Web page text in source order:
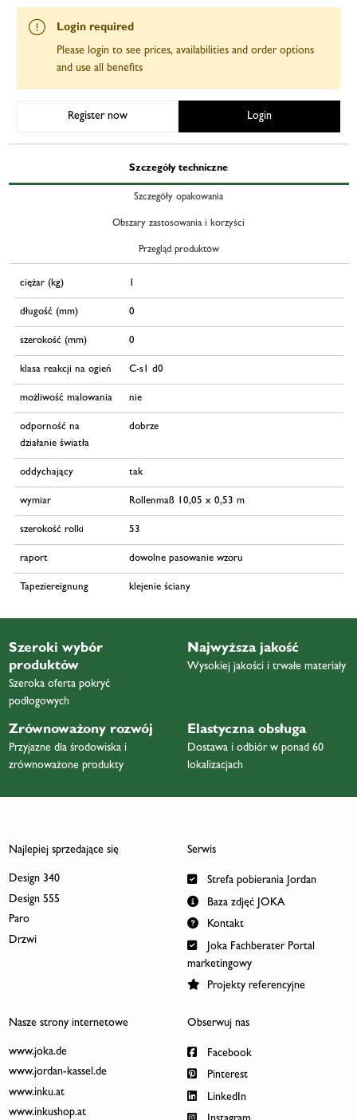
Login required
Please login to see prices, availabilities and order options
and use all benefits
Register now Login
Szczegóły techniczne
Szczegóły opakowania
Obszary zastosowania i korzyści
Przegląd produktów
ciężar (kg) 1
długość (mm) 0
szerokość (mm) 0
klasa reakcji na ogień C-s1 d0
możliwość malowania nie
odporność na
działanie światła
dobrze
oddychający tak
wymiar Rollenmaß 10,05 x 0,53 m
szerokość rolki 53
raport dowolne pasowanie wzoru
Tapeziereignung klejenie ściany
Szeroki wybór
produktów
Szeroka oferta pokryć
podłogowych
Najwyższa jakość
Wysokiej jakości i trwałe materiały
Zrównoważony rozwój
Przyjazne dla środowiska i
zrównoważone produkty
Elastyczna obsługa
Dostawa i odbiór w ponad 60
lokalizacjach
Najlepiej sprzedające się
Design 340
Design 555
Paro
Drzwi
Serwis
Strefa pobierania Jordan
Baza zdjęć JOKA
Kontakt
Joka Fachberater Portal
marketingowy
Projekty referencyjne
Nasze strony internetowe
www.joka.de
www.jordan-kassel.de
www.inku.at
www.inkushop.at
Obserwuj nas
Facebook
Pinterest
LinkedIn